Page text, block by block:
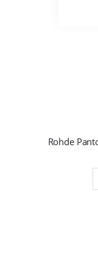
Rohde